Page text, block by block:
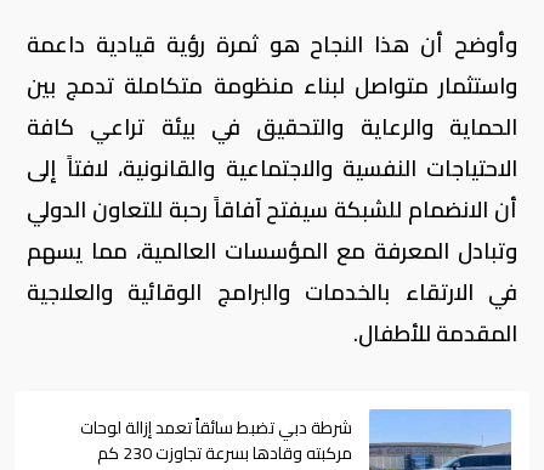
وأوضح أن هذا النجاح هو ثمرة رؤية قيادية داعمة
واستثمار متواصل لبناء منظومة متكاملة تدمج بين
الحماية والرعاية والتحقيق في بيئة تراعي كافة
الاحتياجات النفسية والاجتماعية والقانونية، لافتاً إلى
أن الانضمام للشبكة سيفتح آفاقاً رحبة للتعاون الدولي
وتبادل المعرفة مع المؤسسات العالمية، مما يسهم
في الارتقاء بالخدمات والبرامج الوقائية والعلاجية
المقدمة للأطفال.
شرطة دبي تضبط سائقاً تعمد إزالة لوحات
مركبته وقادها بسرعة تجاوزت 230 كم